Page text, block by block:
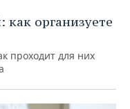
организуете
проходит для них